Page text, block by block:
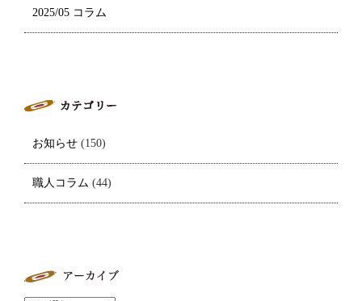
2025/05 コラム
お知らせ (150)
職人コラム (44)